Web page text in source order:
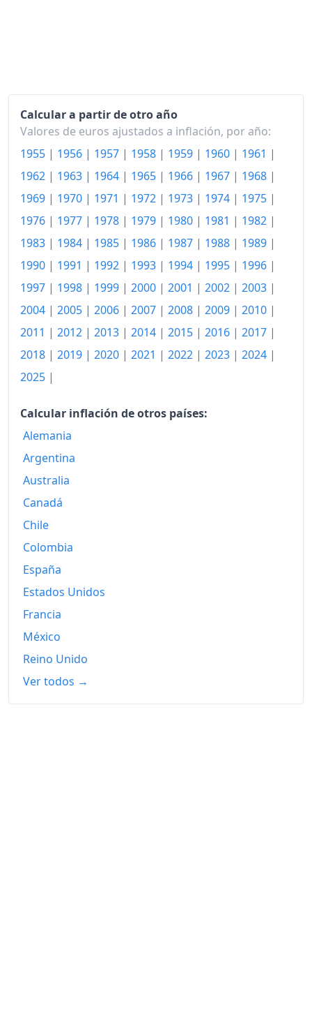
2009
133.82
2011
140.58
2012
144.02
2013
146.05
2014
145.83
2015
145.10
2016
144.81
147.64
2018
2020
2021
2022
2024
2025
Hoy
Calcular a partir de otro año
Valores de euros ajustados a inflación, por año:
1955 | 1956 | 1957 | 1958 | 1959 | 1960 | 1961 |
1962 | 1963 | 1964 | 1965 | 1966 | 1967 | 1968 |
1969 | 1970 | 1971 | 1972 | 1973 | 1974 | 1975 |
1976 | 1977 | 1978 | 1979 | 1980 | 1981 | 1982 |
1983 | 1984 | 1985 | 1986 | 1987 | 1988 | 1989 |
1990 | 1991 | 1992 | 1993 | 1994 | 1995 | 1996 |
1997 | 1998 | 1999 | 2000 | 2001 | 2002 | 2003 |
2004 | 2005 | 2006 | 2007 | 2008 | 2009 | 2010 |
2011 | 2012 | 2013 | 2014 | 2015 | 2016 | 2017 |
2018 | 2019 | 2020 | 2021 | 2022 | 2023 | 2024 |
2025 |
Calcular inflación de otros países:
Alemania
Argentina
Australia
Canadá
Chile
Colombia
España
Estados Unidos
Francia
México
Reino Unido
Ver todos →